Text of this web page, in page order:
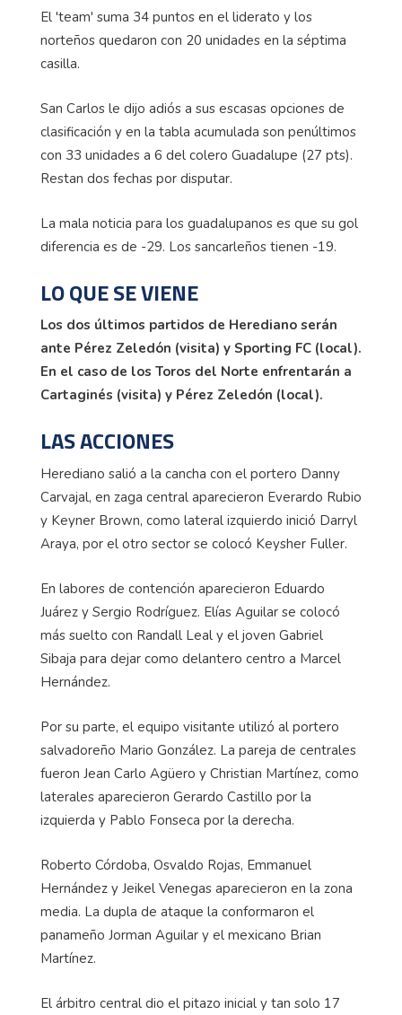
El 'team' suma 34 puntos en el liderato y los
norteños quedaron con 20 unidades en la séptima
casilla.
San Carlos le dijo adiós a sus escasas opciones de
clasificación y en la tabla acumulada son penúltimos
con 33 unidades a 6 del colero Guadalupe (27 pts).
Restan dos fechas por disputar.
La mala noticia para los guadalupanos es que su gol
diferencia es de -29. Los sancarleños tienen -19.
LO QUE SE VIENE
Los dos últimos partidos de Herediano serán
ante Pérez Zeledón (visita) y Sporting FC (local).
En el caso de los Toros del Norte enfrentarán a
Cartaginés (visita) y Pérez Zeledón (local).
LAS ACCIONES
Herediano salió a la cancha con el portero Danny
Carvajal, en zaga central aparecieron Everardo Rubio
y Keyner Brown, como lateral izquierdo inició Darryl
Araya, por el otro sector se colocó Keysher Fuller.
En labores de contención aparecieron Eduardo
Juárez y Sergio Rodríguez. Elías Aguilar se colocó
más suelto con Randall Leal y el joven Gabriel
Sibaja para dejar como delantero centro a Marcel
Hernández.
Por su parte, el equipo visitante utilizó al portero
salvadoreño Mario González. La pareja de centrales
fueron Jean Carlo Agüero y Christian Martínez, como
laterales aparecieron Gerardo Castillo por la
izquierda y Pablo Fonseca por la derecha.
Roberto Córdoba, Osvaldo Rojas, Emmanuel
Hernández y Jeikel Venegas aparecieron en la zona
media. La dupla de ataque la conformaron el
panameño Jorman Aguilar y el mexicano Brian
Martínez.
El árbitro central dio el pitazo inicial y tan solo 17